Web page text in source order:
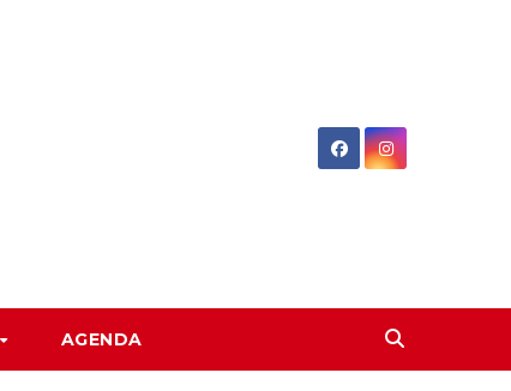
AGENDA